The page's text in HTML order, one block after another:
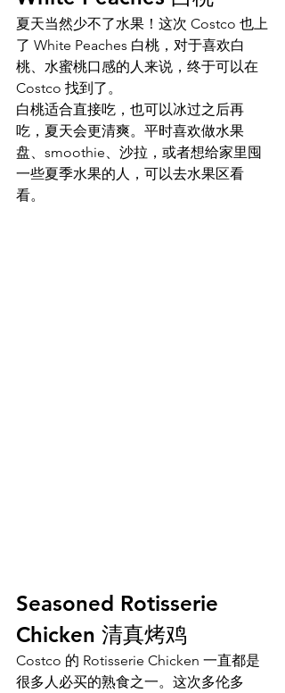
夏天当然少不了水果！这次 Costco 也上
了 White Peaches 白桃，对于喜欢白
桃、水蜜桃口感的人来说，终于可以在
Costco 找到了。
白桃适合直接吃，也可以冰过之后再
吃，夏天会更清爽。平时喜欢做水果
盘、smoothie、沙拉，或者想给家里囤
一些夏季水果的人，可以去水果区看
看。
Seasoned Rotisserie
Chicken 清真烤鸡
Costco 的 Rotisserie Chicken 一直都是
很多人必买的熟食之一。这次多伦多